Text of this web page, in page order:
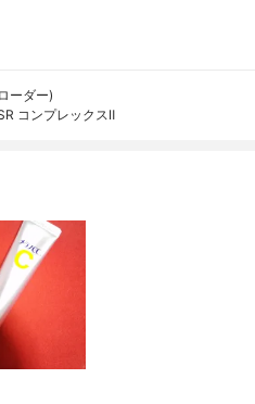
ーダー)
コンプレックスⅡ